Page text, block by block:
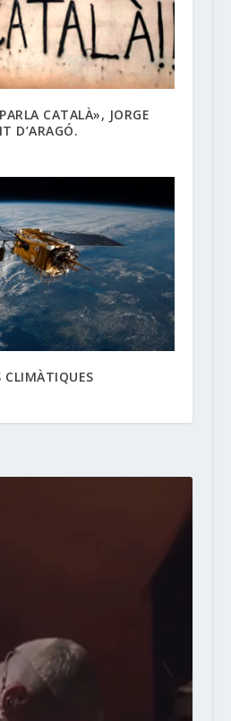
CATALÀ», JORGE
D’ARAGÓ.
CLIMÀTIQUES